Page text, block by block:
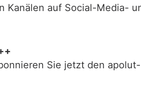
Kanälen auf Social-Media-
Sie jetzt den